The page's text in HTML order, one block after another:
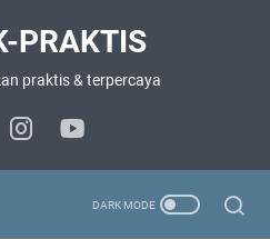
PRAKTIS
praktis & terpercaya